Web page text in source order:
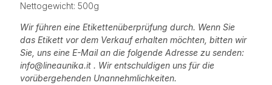
Nettogewicht: 500g
Wir führen eine Etikettenüberprüfung durch. Wenn Sie
das Etikett vor dem Verkauf erhalten möchten, bitten wir
Sie, uns eine E-Mail an die folgende Adresse zu senden:
info@lineaunika.it . Wir entschuldigen uns für die
vorübergehenden Unannehmlichkeiten.